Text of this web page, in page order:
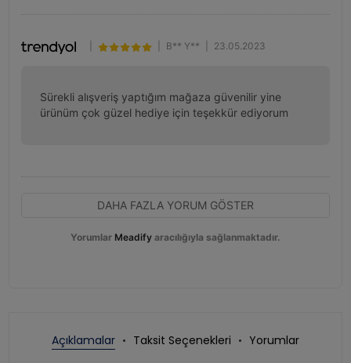
B** Y** 23.05.2023
Sürekli alışveriş yaptığım mağaza güvenilir yine
ürünüm çok güzel hediye için teşekkür ediyorum
DAHA FAZLA YORUM GÖSTER
Yorumlar Meadify aracılığıyla sağlanmaktadır.
Açıklamalar Taksit Seçenekleri Yorumlar